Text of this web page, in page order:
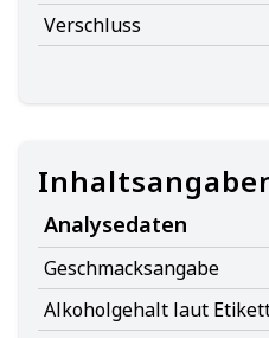
Verschluss
Analysedaten
Geschmacksangabe
Alkoholgehalt laut